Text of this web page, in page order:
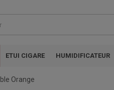
ETUI CIGARE HUMIDIFICATEUR
Orange